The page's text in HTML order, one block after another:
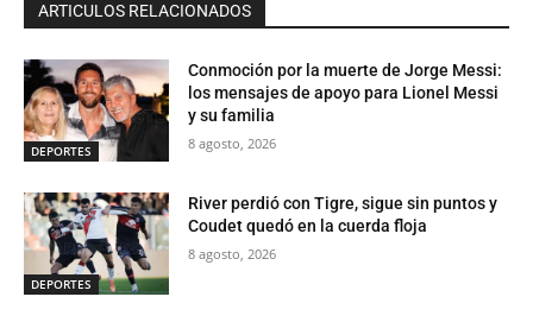
ARTICULOS RELACIONADOS
DEPORTES
Conmoción por la muerte de Jorge Messi:
los mensajes de apoyo para Lionel Messi
y su familia
8 agosto, 2026
DEPORTES
River perdió con Tigre, sigue sin puntos y
Coudet quedó en la cuerda floja
8 agosto, 2026